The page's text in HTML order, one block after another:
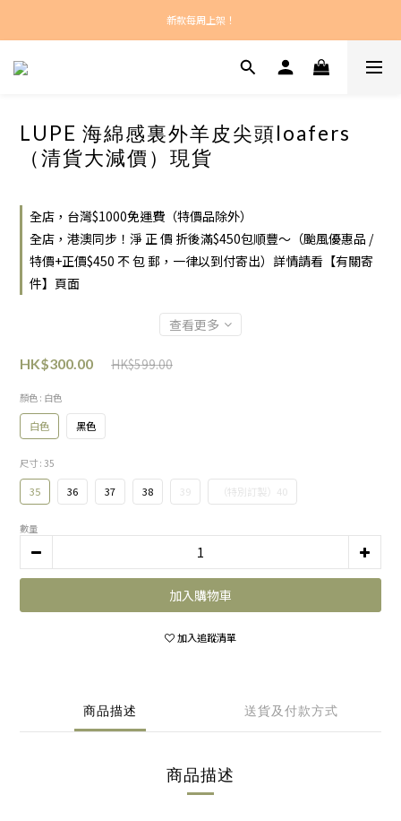
新款每周上架！
新款每周上架！
總計正價超過$450之訂單：港澳包郵！
LUPE 海綿感裏外羊皮尖頭loafers
（清貨大減價）現貨
全店，台灣$1000免運費（特價品除外）
全店，港澳同步！淨 正 價 折後滿$450包順豐～（颱風優惠品 /
特價+正價$450 不 包 郵，一律以到付寄出）詳情請看【有關寄
件】頁面
查看更多
HK$300.00 HK$599.00
顏色 : 白色
白色 黑色
尺寸 : 35
35 36 37 38 39 （特別訂製）40
數量
加入購物車
加入追蹤清單
商品描述 送貨及付款方式
商品描述